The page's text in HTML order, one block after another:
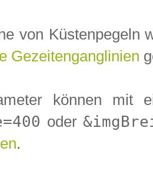
von Küstenpegeln
Gezeitenganglinien
können mit
oder
.